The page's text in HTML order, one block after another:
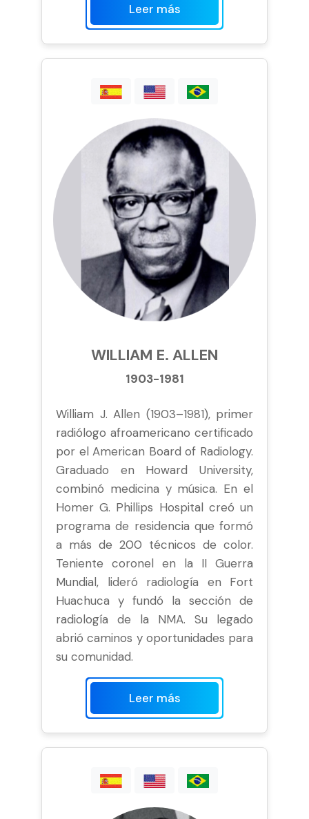
Leer más
WILLIAM E. ALLEN
1903-1981
William J. Allen (1903–1981), primer
radiólogo afroamericano certificado
por el American Board of Radiology.
Graduado en Howard University,
combinó medicina y música. En el
Homer G. Phillips Hospital creó un
programa de residencia que formó
a más de 200 técnicos de color.
Teniente coronel en la II Guerra
Mundial, lideró radiología en Fort
Huachuca y fundó la sección de
radiología de la NMA. Su legado
abrió caminos y oportunidades para
su comunidad.
Leer más